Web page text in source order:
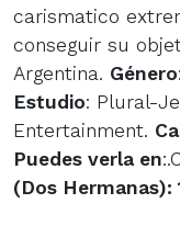
carismatico
conseguir su
Argentina. Género
Estudio: Plural-
Entertainment.
Puedes verla en
(Dos Hermanas):